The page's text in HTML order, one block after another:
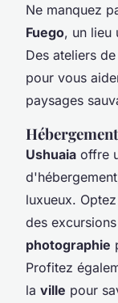
Ne manquez
Fuego, un lieu
Des ateliers de
pour vous
paysages
Ushuaia offre
luxueux.
des
photographie
Profitez
la ville pour